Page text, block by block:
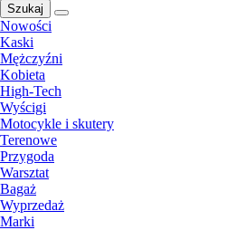
Szukaj
Nowości
Kaski
Mężczyźni
Kobieta
High-Tech
Wyścigi
Motocykle i skutery
Terenowe
Przygoda
Warsztat
Bagaż
Wyprzedaż
Marki